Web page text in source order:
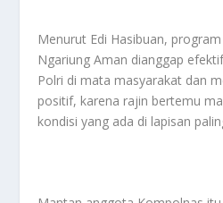
Menurut Edi Hasibuan,
Ngariung Aman dianggap
Polri di mata masyarakat dan
positif, karena rajin bertemu
kondisi yang ada di lapisan